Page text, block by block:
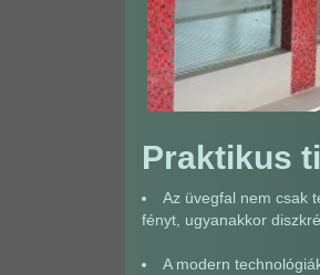
Praktikus
Az üvegfal nem csak
fényt, ugyanakkor
A modern